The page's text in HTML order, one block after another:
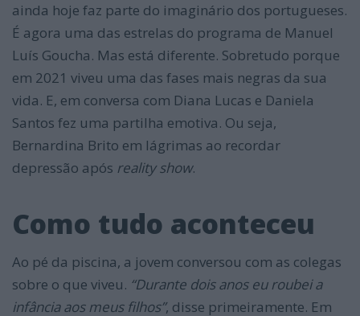
ainda hoje faz parte do imaginário dos portugueses.
É agora uma das estrelas do programa de Manuel
Luís Goucha. Mas está diferente. Sobretudo porque
em 2021 viveu uma das fases mais negras da sua
vida. E, em conversa com Diana Lucas e Daniela
Santos fez uma partilha emotiva. Ou seja,
Bernardina Brito em lágrimas ao recordar
depressão após reality show.
Como tudo aconteceu
Ao pé da piscina, a jovem conversou com as colegas
sobre o que viveu. “Durante dois anos eu roubei a
infância aos meus filhos”, disse primeiramente. Em